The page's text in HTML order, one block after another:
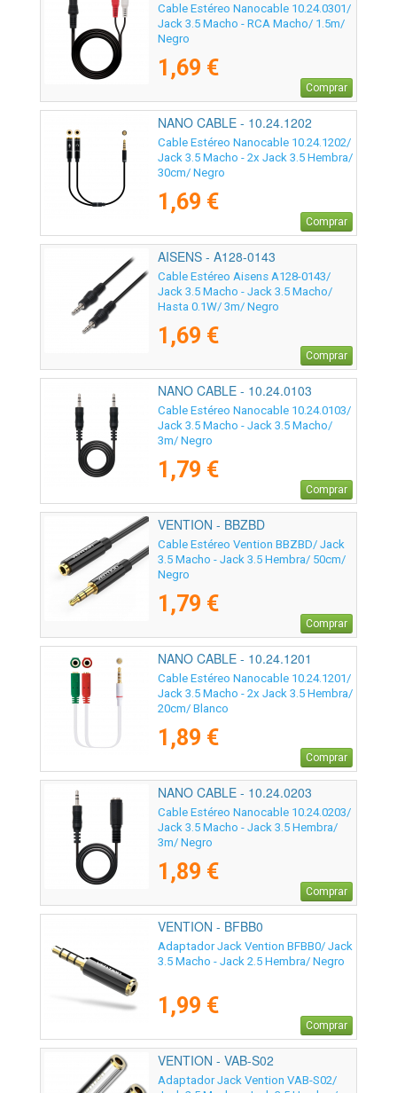
Cable Estéreo Nanocable 10.24.0301/
Jack 3.5 Macho - RCA Macho/ 1.5m/
Negro
1,69 €
Comprar
NANO CABLE - 10.24.1202
Cable Estéreo Nanocable 10.24.1202/
Jack 3.5 Macho - 2x Jack 3.5 Hembra/
30cm/ Negro
1,69 €
Comprar
AISENS - A128-0143
Cable Estéreo Aisens A128-0143/
Jack 3.5 Macho - Jack 3.5 Macho/
Hasta 0.1W/ 3m/ Negro
1,69 €
Comprar
NANO CABLE - 10.24.0103
Cable Estéreo Nanocable 10.24.0103/
Jack 3.5 Macho - Jack 3.5 Macho/
3m/ Negro
1,79 €
Comprar
VENTION - BBZBD
Cable Estéreo Vention BBZBD/ Jack
3.5 Macho - Jack 3.5 Hembra/ 50cm/
Negro
1,79 €
Comprar
NANO CABLE - 10.24.1201
Cable Estéreo Nanocable 10.24.1201/
Jack 3.5 Macho - 2x Jack 3.5 Hembra/
20cm/ Blanco
1,89 €
Comprar
NANO CABLE - 10.24.0203
Cable Estéreo Nanocable 10.24.0203/
Jack 3.5 Macho - Jack 3.5 Hembra/
3m/ Negro
1,89 €
Comprar
VENTION - BFBB0
Adaptador Jack Vention BFBB0/ Jack
3.5 Macho - Jack 2.5 Hembra/ Negro
1,99 €
Comprar
VENTION - VAB-S02
Adaptador Jack Vention VAB-S02/